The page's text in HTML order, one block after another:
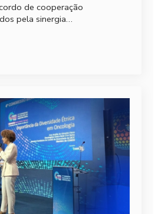
de cooperação
pela sinergia…